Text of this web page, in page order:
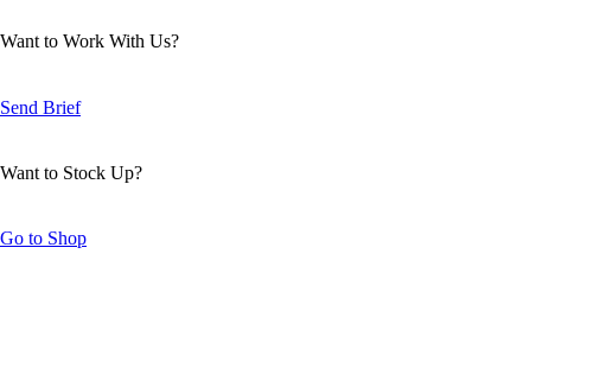
Want to Work With Us?
Send Brief
Want to Stock Up?
Go to Shop